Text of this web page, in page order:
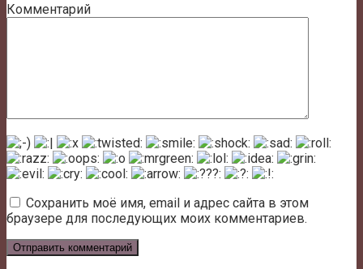
Комментарий
Сохранить моё имя, email и адрес сайта в этом
браузере для последующих моих комментариев.